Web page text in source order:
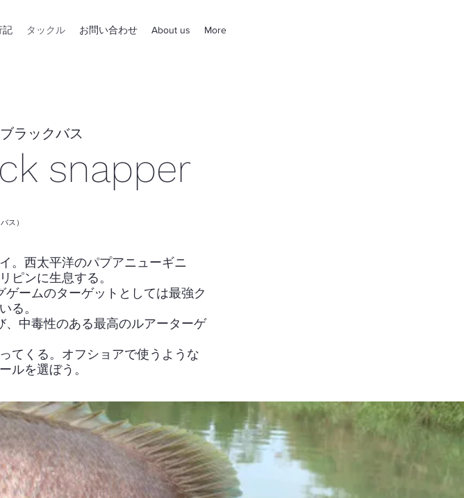
記 タックル お問い合わせ About us More
ラックバス
snapper
ス）
。西太平洋のパプアニューギニ
ピンに生息する。
ームのターゲットとしては最強ク
る。
中毒性のある最高のルアーターゲ
てくる。オフショアで使うような
ルを選ぼう。